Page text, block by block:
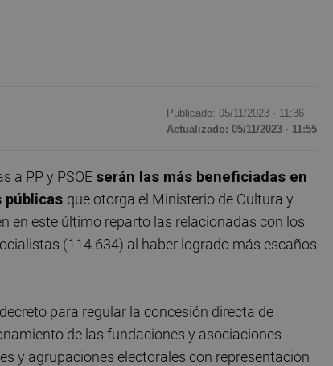
Publicado: 05/11/2023 · 11:36
Actualizado: 05/11/2023 · 11:55
a PP y PSOE serán las más beneficiadas en
públicas que otorga el Ministerio de Cultura y
en este último reparto las relacionadas con los
(114.634) al haber logrado más escaños
para regular la concesión directa de
de las fundaciones y asociaciones
y agrupaciones electorales con representación